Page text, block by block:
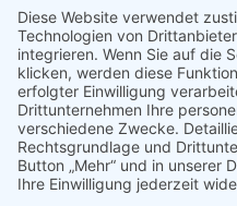
Mehr Info und Anmeldung:https://
und-zeigerpflanzen-am-do-27-05/
Datum:27.05.2021, 13:00–18:00
Zurück